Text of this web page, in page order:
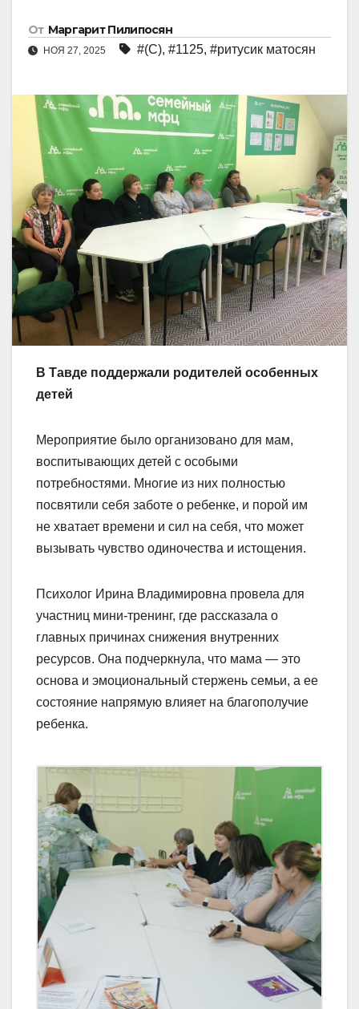
От Маргарит Пилипосян
НОЯ 27, 2025 #(С), #1125, #ритусик матосян
В Тавде поддержали родителей особенных
детей
Мероприятие было организовано для мам,
воспитывающих детей с особыми
потребностями. Многие из них полностью
посвятили себя заботе о ребенке, и порой им
не хватает времени и сил на себя, что может
вызывать чувство одиночества и истощения.
Психолог Ирина Владимировна провела для
участниц мини-тренинг, где рассказала о
главных причинах снижения внутренних
ресурсов. Она подчеркнула, что мама — это
основа и эмоциональный стержень семьи, а ее
состояние напрямую влияет на благополучие
ребенка.